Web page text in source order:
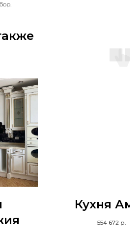
Кухня
554 672 р.